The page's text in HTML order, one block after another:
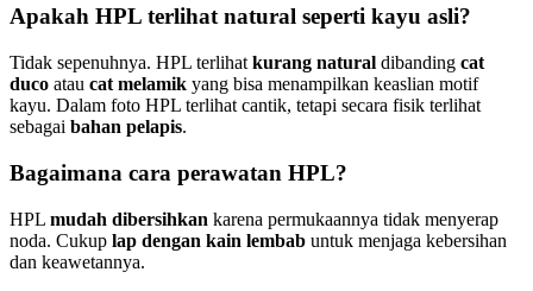
Apakah HPL terlihat natural seperti kayu asli?
Tidak sepenuhnya. HPL terlihat kurang natural dibanding cat
duco atau cat melamik yang bisa menampilkan keaslian motif
kayu. Dalam foto HPL terlihat cantik, tetapi secara fisik terlihat
sebagai bahan pelapis.
Bagaimana cara perawatan HPL?
HPL mudah dibersihkan karena permukaannya tidak menyerap
noda. Cukup lap dengan kain lembab untuk menjaga kebersihan
dan keawetannya.